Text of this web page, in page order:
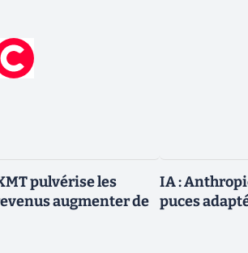
pulvérise les
augmenter de
IA :
puces